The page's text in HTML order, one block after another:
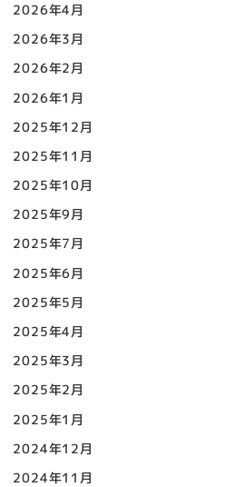
2026年4月
2026年3月
2026年2月
2026年1月
2025年12月
2025年11月
2025年10月
2025年9月
2025年7月
2025年6月
2025年5月
2025年4月
2025年3月
2025年2月
2025年1月
2024年12月
2024年11月